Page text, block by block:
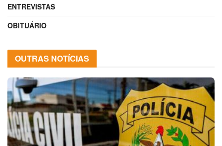
ENTREVISTAS
OBITUÁRIO
OUTRAS NOTÍCIAS